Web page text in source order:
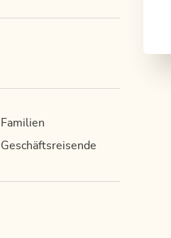
Familien
Geschäftsreisende